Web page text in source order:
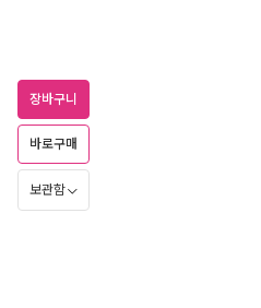
장바구니
바로구매
보관함